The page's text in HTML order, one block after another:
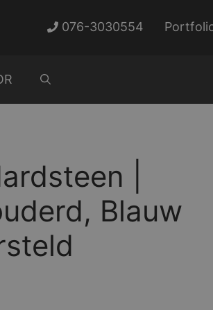
076-3030554
|
Blauw